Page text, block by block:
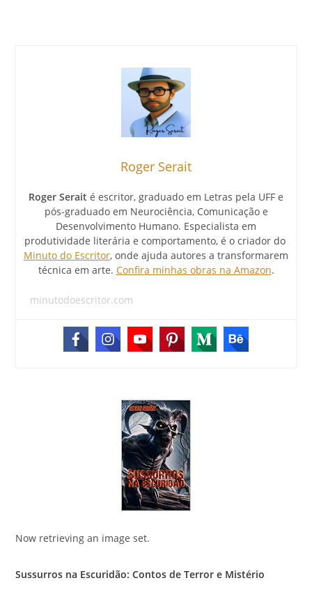
Roger Serait
Roger Serait é escritor, graduado em Letras pela UFF e
pós-graduado em Neurociência, Comunicação e
Desenvolvimento Humano. Especialista em
produtividade literária e comportamento, é o criador do
Minuto do Escritor, onde ajuda autores a transformarem
técnica em arte. Confira minhas obras na Amazon.
minutodoescritor.com
Now retrieving an image set.
Sussurros na Escuridão: Contos de Terror e Mistério